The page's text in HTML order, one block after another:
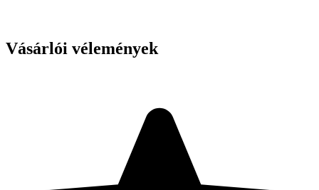
Vásárlói vélemények